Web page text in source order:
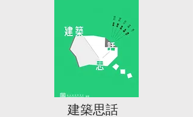
建築思話